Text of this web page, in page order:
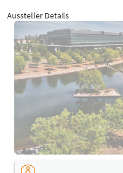
Aussteller Details